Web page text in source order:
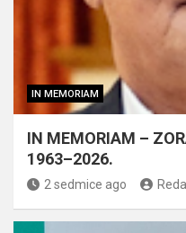
IN MEMORIAM
IN MEMORIAM –
1963–2026.
2 sedmice ago